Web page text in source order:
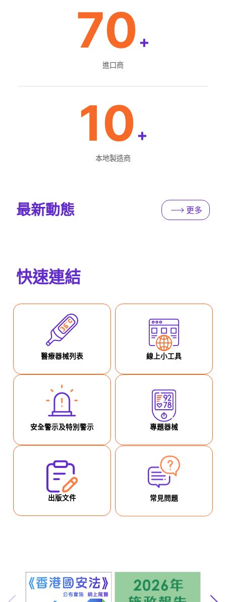
70 +
進口商
10 +
本地製造商
最新動態 更多
快速連結
醫療器械列表 線上小工具
安全警示及特別警示 專題器械
出版文件 常見問題